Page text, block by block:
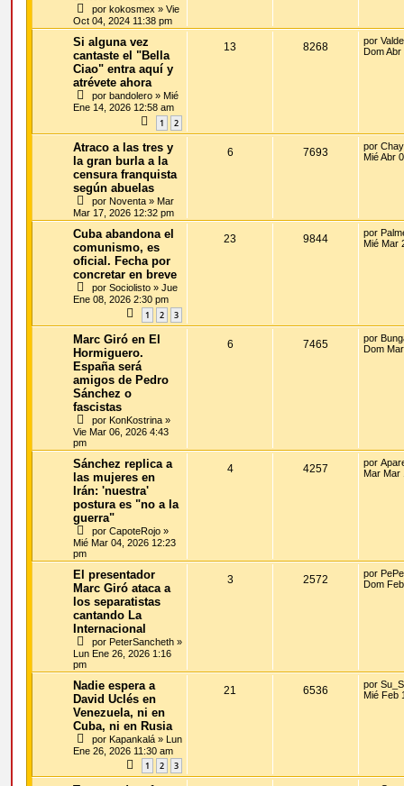
por kokosmex » Vie
Oct 04, 2024 11:38 pm
Si alguna vez
cantaste el "Bella
Ciao" entra aquí y
atrévete ahora
por bandolero » Mié
Ene 14, 2026 12:58 am
1 2
13 8268 por
Dom Abr
Atraco a las tres y
la gran burla a la
censura franquista
según abuelas
por Noventa » Mar
Mar 17, 2026 12:32 pm
6 7693 por
Mié Abr
Cuba abandona el
comunismo, es
oficial. Fecha por
concretar en breve
por Sociolisto » Jue
Ene 08, 2026 2:30 pm
1 2 3
23 9844 por
Mié Mar
Marc Giró en El
Hormiguero.
España será
amigos de Pedro
Sánchez o
fascistas
por KonKostrina »
Vie Mar 06, 2026 4:43
pm
6 7465 por
Dom
Sánchez replica a
las mujeres en
Irán: 'nuestra'
postura es "no a la
guerra"
por CapoteRojo »
Mié Mar 04, 2026 12:23
pm
4 4257 por
Mar Mar
El presentador
Marc Giró ataca a
los separatistas
cantando La
Internacional
por PeterSancheth »
Lun Ene 26, 2026 1:16
pm
3 2572 por
Dom
Nadie espera a
David Uclés en
Venezuela, ni en
Cuba, ni en Rusia
por Kapankalá » Lun
Ene 26, 2026 11:30 am
1 2 3
21 6536 por
Mié Feb